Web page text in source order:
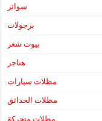
سواتر
برجولات
بيوت شعر
هناجر
مظلات سيارات
مظلات الحدائق
مظلات متحركة